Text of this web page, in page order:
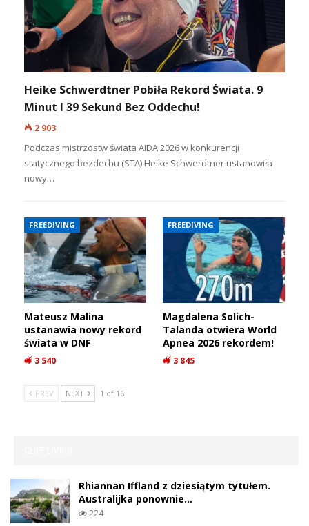
Heike Schwerdtner Pobiła Rekord Świata. 9
Minut I 39 Sekund Bez Oddechu!
2 903
Podczas mistrzostw świata AIDA 2026 w konkurencji
statycznego bezdechu (STA) Heike Schwerdtner ustanowiła
nowy…
FREEDIVING
Mateusz Malina
ustanawia nowy rekord
świata w DNF
3 540
FREEDIVING
Magdalena Solich-
Talanda otwiera World
Apnea 2026 rekordem!
3 845
PREV NEXT 1 of 16
Rhiannan Iffland z dziesiątym tytułem.
Australijka ponownie…
224